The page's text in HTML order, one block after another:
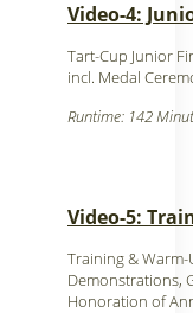
Video-4:
Tart-Cup Junior
incl. Medal
Runtime: 142
Video-5:
Training &
Demonstrations,
Honoration of